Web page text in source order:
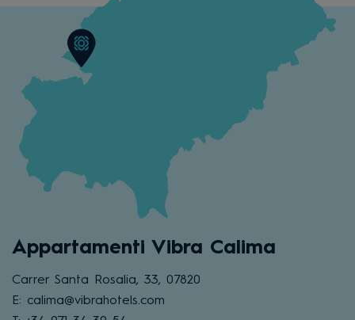
Appartamenti Vibra Calima
Carrer Santa Rosalia, 33, 07820
E: calima@vibrahotels.com